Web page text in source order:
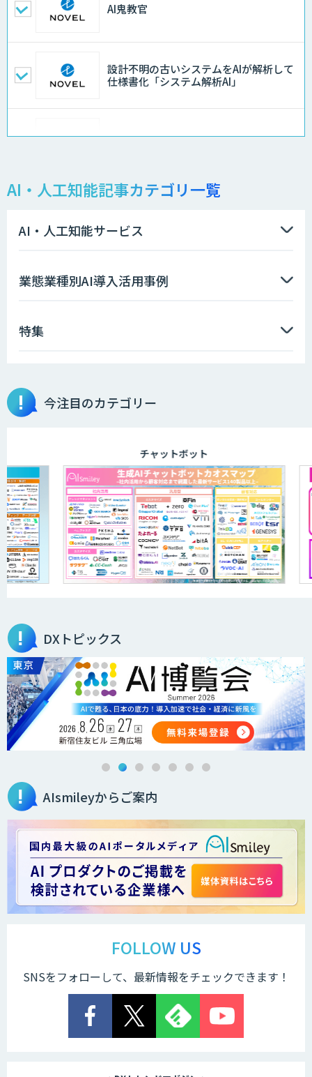
AI鬼教官
設計不明の古いシステムをAIが解析して
仕様書化「システム解析AI」
AIエージェント開発支援
生成AI活用 1day ブートキャンプ
「AI課題の⽬利き」コンサルティングサ
物品輸出から留学生・研究者のバックチ
ェックまで自動化。輸出管理
AI受託開発ソリューション
200万円から！PoC伴走支援
Explaza 生成AI Partner | AX
Wanderlust RAG コンシェルジュ
Dify導入支援
Dify開発支援
異常検知AI
AI・人工知能記事カテゴリ一覧
AI・人工知能サービス
業態業種別AI導入活用事例
特集
今注目のカテゴリー
チャットボット
DXトピックス
AIsmileyからご案内
FOLLOW US
SNSをフォローして、最新情報をチェックできます！